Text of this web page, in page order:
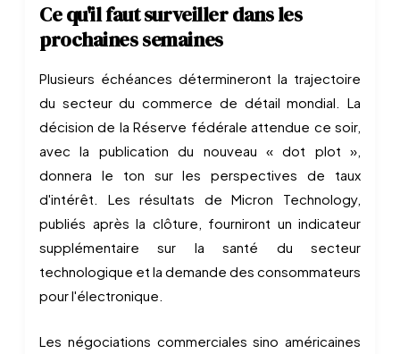
Ce qu'il faut surveiller dans les
prochaines semaines
Plusieurs échéances détermineront la trajectoire
du secteur du commerce de détail mondial. La
décision de la Réserve fédérale attendue ce soir,
avec la publication du nouveau « dot plot »,
donnera le ton sur les perspectives de taux
d'intérêt. Les résultats de Micron Technology,
publiés après la clôture, fourniront un indicateur
supplémentaire sur la santé du secteur
technologique et la demande des consommateurs
pour l'électronique.
Les négociations commerciales sino américaines